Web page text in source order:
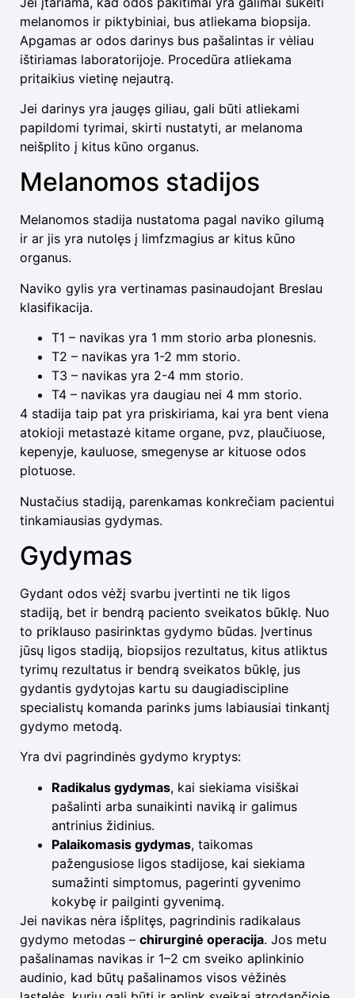
melanomos ir piktybiniai, bus atliekama biopsija.
Apgamas ar odos darinys bus pašalintas ir vėliau
ištiriamas laboratorijoje. Procedūra atliekama
pritaikius vietinę nejautrą.
Jei darinys yra įaugęs giliau, gali būti atliekami
papildomi tyrimai, skirti nustatyti, ar melanoma
neišplito į kitus kūno organus.
Melanomos stadijos
Melanomos stadija nustatoma pagal naviko gilumą
ir ar jis yra nutolęs į limfzmagius ar kitus kūno
organus.
Naviko gylis yra vertinamas pasinaudojant Breslau
klasifikacija.
T1 – navikas yra 1 mm storio arba plonesnis.
T2 – navikas yra 1-2 mm storio.
T3 – navikas yra 2-4 mm storio.
T4 – navikas yra daugiau nei 4 mm storio.
4 stadija taip pat yra priskiriama, kai yra bent viena
atokioji metastazė kitame organe, pvz, plaučiuose,
kepenyje, kauluose, smegenyse ar kituose odos
plotuose.
Nustačius stadiją, parenkamas konkrečiam pacientui
tinkamiausias gydymas.
Gydymas
Gydant odos vėžį svarbu įvertinti ne tik ligos
stadiją, bet ir bendrą paciento sveikatos būklę. Nuo
to priklauso pasirinktas gydymo būdas. Įvertinus
jūsų ligos stadiją, biopsijos rezultatus, kitus atliktus
tyrimų rezultatus ir bendrą sveikatos būklę, jus
gydantis gydytojas kartu su daugiadiscipline
specialistų komanda parinks jums labiausiai tinkantį
gydymo metodą.
Yra dvi pagrindinės gydymo kryptys:
Radikalus gydymas, kai siekiama visiškai
pašalinti arba sunaikinti naviką ir galimus
antrinius židinius.
Palaikomasis gydymas, taikomas
pažengusiose ligos stadijose, kai siekiama
sumažinti simptomus, pagerinti gyvenimo
kokybę ir pailginti gyvenimą.
Jei navikas nėra išplitęs, pagrindinis radikalaus
gydymo metodas – chirurginė operacija. Jos metu
pašalinamas navikas ir 1–2 cm sveiko aplinkinio
audinio, kad būtų pašalinamos visos vėžinės